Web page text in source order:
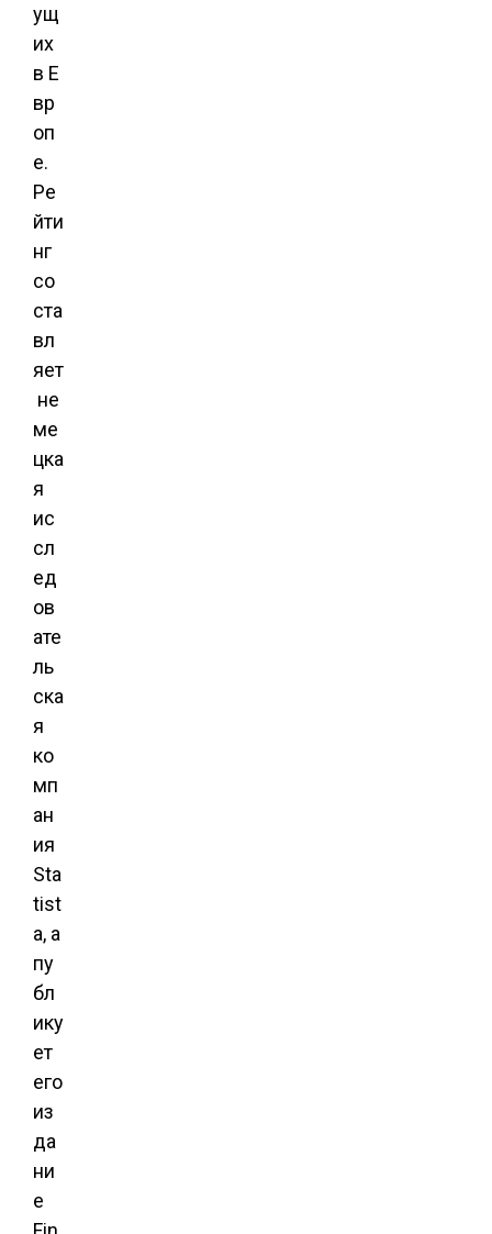
ущ
их
в Е
вр
оп
е.
Ре
йти
нг
со
ста
вл
яет
не
ме
цка
я
ис
сл
ед
ов
ате
ль
ска
я
ко
мп
ан
ия
Sta
tist
a, а
пу
бл
ику
ет
его
из
да
ни
е